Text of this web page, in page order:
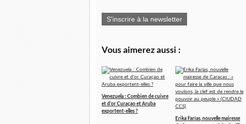
S'inscrire à la newsletter
Vous aimerez aussi :
Venezuela : Combien de cuivre
et d'or Curaçao et Aruba
exportent-elles ?
Erika Farías, nouvelle mairesse